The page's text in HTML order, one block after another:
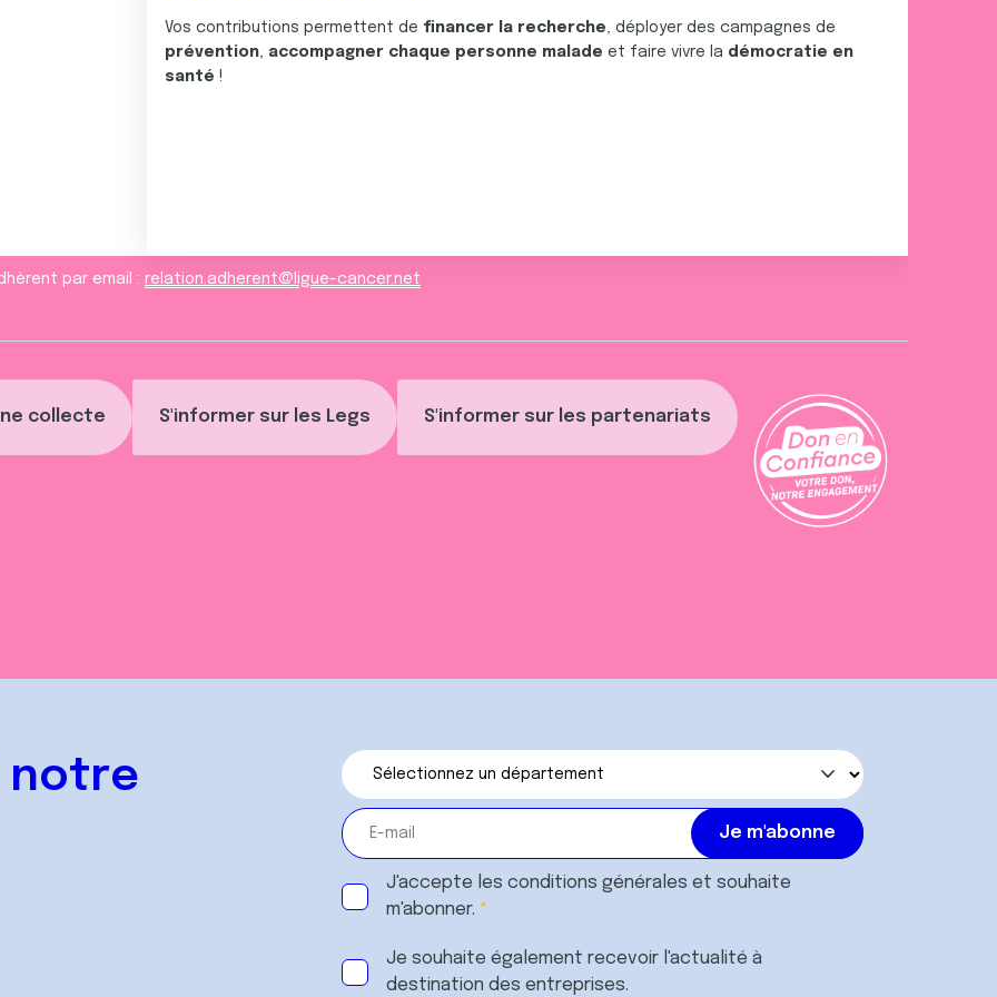
collecte S'informer sur les Legs S'informer sur les partenariats
Vos contributions permettent de financer la recherche, déployer des campagnes de
prévention, accompagner chaque personne malade et faire vivre la démocratie en
santé !
par email : relation.adherent@ligue-cancer.net
notre
J'accepte les conditions générales et souhaite
m'abonner.
Je souhaite également recevoir l'actualité à
destination des entreprises.